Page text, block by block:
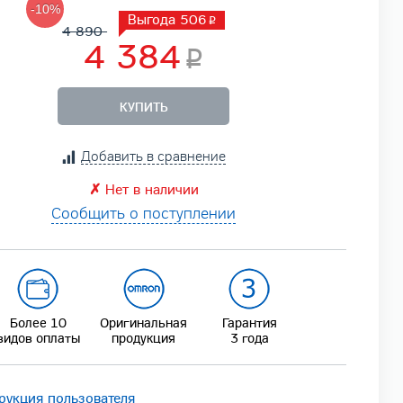
-10%
4 890
Выгода 506
4 384
КУПИТЬ
Добавить в сравнение
✗ Нет в наличии
Сообщить о поступлении
Более 10
оплаты
Оригинальная
продукция
Гарантия
3 года
пользователя